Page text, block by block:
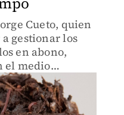
Cueto, quien
gestionar los
en abono,
el medio